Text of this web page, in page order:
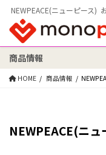
NEWPEACE(ニューピース)
検索:
商品情報
HOME 商品情報
NEWPEACE(ニュ